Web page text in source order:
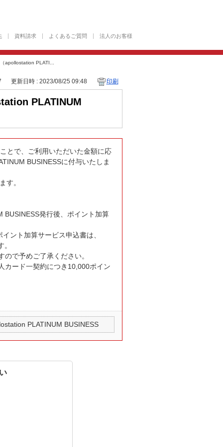
資料請求 よくあるご質問 法人のお客様
apollostation PLATI...
更新日時 : 2023/08/25 09:48 印刷
PLATINUM
とで、ご利用いただいた金額に応
BUSINESSに付与いたしま
す。
発行後、ポイント加算
ント加算サービス申込書は、
で予めご了承ください。
カード一契約につき10,000ポイン
PLATINUM BUSINESS